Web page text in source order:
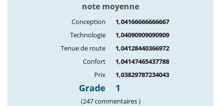
note moyenne
Conception
1,04166666666667
Technologie
1,04090909090909
Tenue de route
1,04128440366972
Confort
1,04147465437788
Prix
1,03829787234043
Grade 1
(247 commentaires )